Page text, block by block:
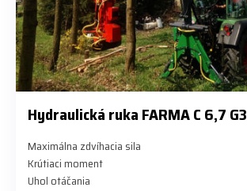
Hydraulická ruka FARMA C 6,7 G3
Maximálna zdvíhacia sila
Krútiaci moment
Uhol otáčania